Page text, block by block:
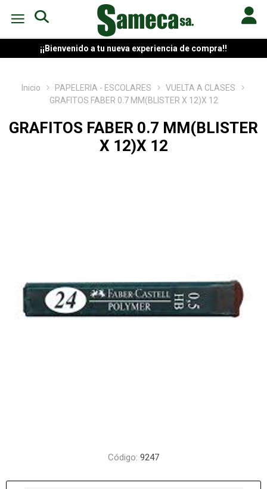
¡¡Bienvenido a tu nueva experiencia de compra!!
Inicio PAPELERIA - ESCOLARES
VUELTA A CLASES
GRAFITOS FABER 0.7 MM(BLISTER X 12)X 12
GRAFITOS FABER 0.7 MM(BLISTER
X 12)X 12
Código: 9247